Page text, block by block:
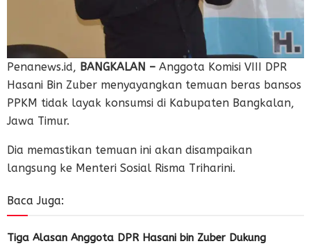
Penanews.id, BANGKALAN – Anggota Komisi VIII DPR
Hasani Bin Zuber menyayangkan temuan beras bansos
PPKM tidak layak konsumsi di Kabupaten Bangkalan,
Jawa Timur.
Dia memastikan temuan ini akan disampaikan
langsung ke Menteri Sosial Risma Triharini.
Baca Juga:
Tiga Alasan Anggota DPR Hasani bin Zuber Dukung